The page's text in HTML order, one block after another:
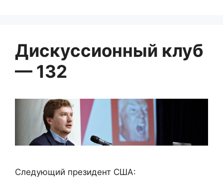
Дискуссионный клуб
— 132
Следующий президент США: